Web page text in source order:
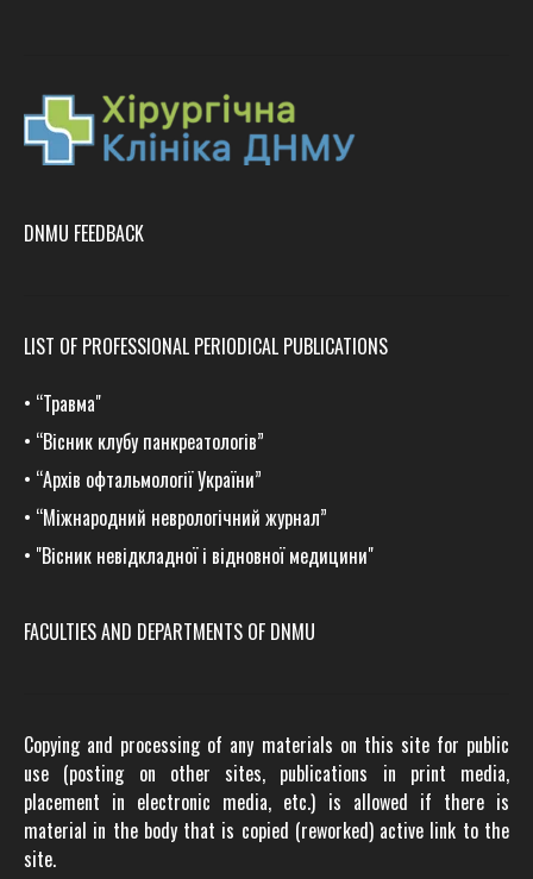
DNMU FEEDBACK
LIST OF PROFESSIONAL PERIODICAL PUBLICATIONS
• “Травма"
• “Вісник клубу панкреатологів”
• “Архів офтальмології України”
• “Міжнародний неврологічний журнал”
• "Вісник невідкладної і відновної медицини"
FACULTIES AND DEPARTMENTS OF DNMU
Copying and processing of any materials on this site for public
use (posting on other sites, publications in print media,
placement in electronic media, etc.) is allowed if there is
material in the body that is copied (reworked) active link to the
site.